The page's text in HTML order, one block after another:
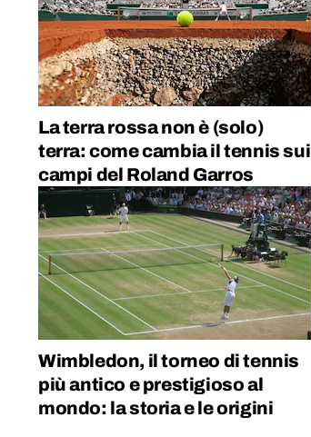
La terra rossa non è (solo)
terra: come cambia il tennis sui
campi del Roland Garros
Wimbledon, il torneo di tennis
più antico e prestigioso al
mondo: la storia e le origini